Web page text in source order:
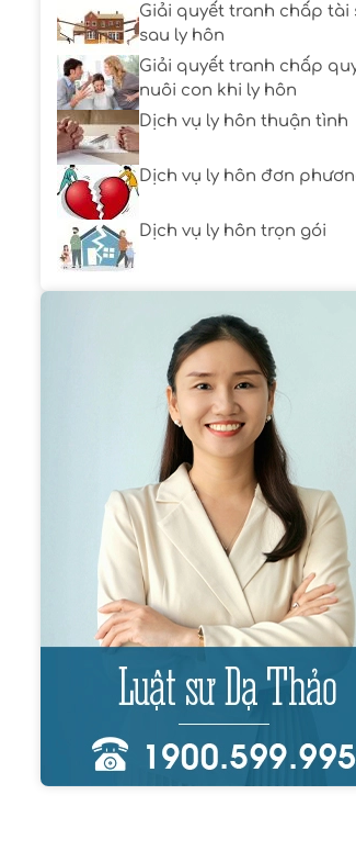
Giải quyết tranh chấp tài
sau ly hôn
Giải quyết tranh chấp
nuôi con khi ly hôn
Dịch vụ ly hôn thuận tình
Dịch vụ ly hôn đơn
Dịch vụ ly hôn trọn gói